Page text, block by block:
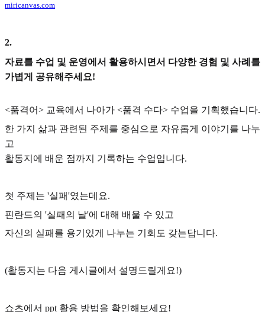
miricanvas.com
2.
자료를 수업 및 운영에서 활용하시면서 다양한 경험 및 사례를
가볍게 공유해주세요!
<품격어> 교육에서 나아가 <품격 수다> 수업을 기획했습니다.
한 가지 삶과 관련된 주제를 중심으로 자유롭게 이야기를 나누
고
활동지에 배운 점까지 기록하는 수업입니다.
첫 주제는 '실패'였는데요.
핀란드의 '실패의 날'에 대해 배울 수 있고
자신의 실패를 용기있게 나누는 기회도 갖는답니다.
(활동지는 다음 게시글에서 설명드릴게요!)
쇼츠에서 ppt 활용 방법을 확인해보세요!